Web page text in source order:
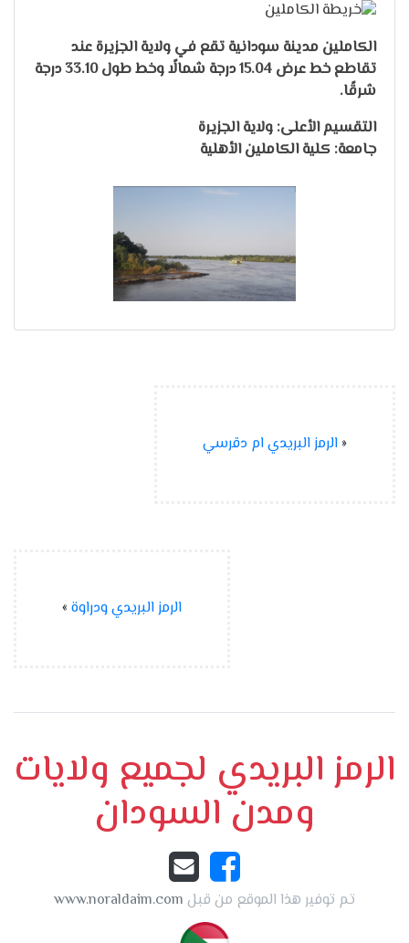
الكاملين مدينة سودانية تقع في ولاية الجزيرة عند
تقاطع خط عرض 15.04 درجة شمالًا وخط طول 33.10 درجة
شرقًا.
التقسيم الأعلى: ولاية الجزيرة
جامعة: كلية الكاملين الأهلية
« الرمز البريدي ام دقرسي
الرمز البريدي ودراوة »
الرمز البريدي لجميع ولايات
ومدن السودان
تم توفير هذا الموقع من قبل www.noraldaim.com